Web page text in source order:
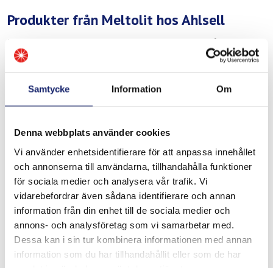
Samtycke Information Om
Denna webbplats använder cookies
Vi använder enhetsidentifierare för att anpassa innehållet
och annonserna till användarna, tillhandahålla funktioner
för sociala medier och analysera vår trafik. Vi
vidarebefordrar även sådana identifierare och annan
information från din enhet till de sociala medier och
annons- och analysföretag som vi samarbetar med.
Dessa kan i sin tur kombinera informationen med annan
information som du har tillhandahållit eller som de har
Produkter från Meltolit hos Ahlsell
Hos Ahlsell i Stockholm City hittar du produkter från Meltolit
anpassade för yrkesmässig användning, bland annat inom:
Lödmaterial för värme- och kylapplikationer
Produkterna används ofta inom industriella miljöer där
kvalitet och driftsäkerhet är avgörande, exempelvis inom
fastighetsförvaltning och stadsbyggnad, VVS och installation
samt service och underhåll i Stockholms innerstad.
Behöver du teknisk rådgivning?
Behöver du hjälp att välja rätt tillsatsmaterial för svetsning
eller lödning är du alltid välkommen att kontakta oss på
Meltolit.